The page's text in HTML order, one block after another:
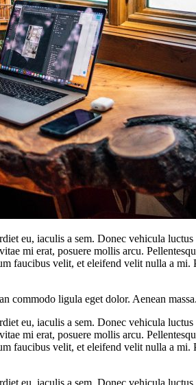
eu, iaculis a sem. Donec vehicula
mi erat, posuere mollis arcu.
faucibus velit, et eleifend velit nulla a
commodo ligula eget dolor. Aenean
eu, iaculis a sem. Donec vehicula
mi erat, posuere mollis arcu.
faucibus velit, et eleifend velit nulla a
eu, iaculis a sem. Donec vehicula